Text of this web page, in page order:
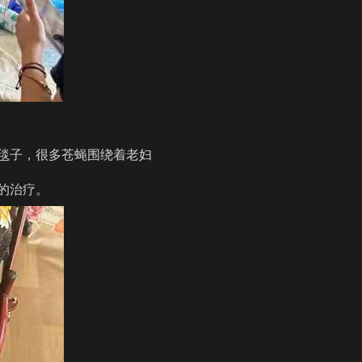
子，很多苍蝇围绕着老妇
治疗。